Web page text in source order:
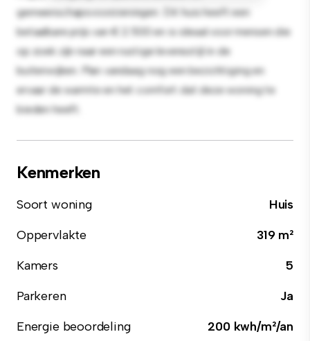
gemeenschapsvoorzieningen. Dit huis heeft een
betaalbare prijs van € 2.500 en is ideaal voor mensen die
op zoek zijn naar een rustige levensstijl in de
buitenwijken. Plan vandaag nog een bezichtiging en
ervaar de warmte en het comfort dat deze woning te
bieden heeft.
Kenmerken
Soort woning
Huis
Oppervlakte
319 m²
Kamers
5
Parkeren
Ja
Energie beoordeling
200 kwh/m²/an